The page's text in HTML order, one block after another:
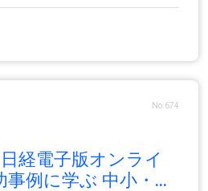
No.674
経電子版オンライ
事例に学ぶ 中小・...